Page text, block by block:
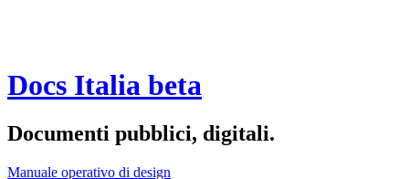
Docs Italia beta
Documenti pubblici, digitali.
Manuale operativo di design